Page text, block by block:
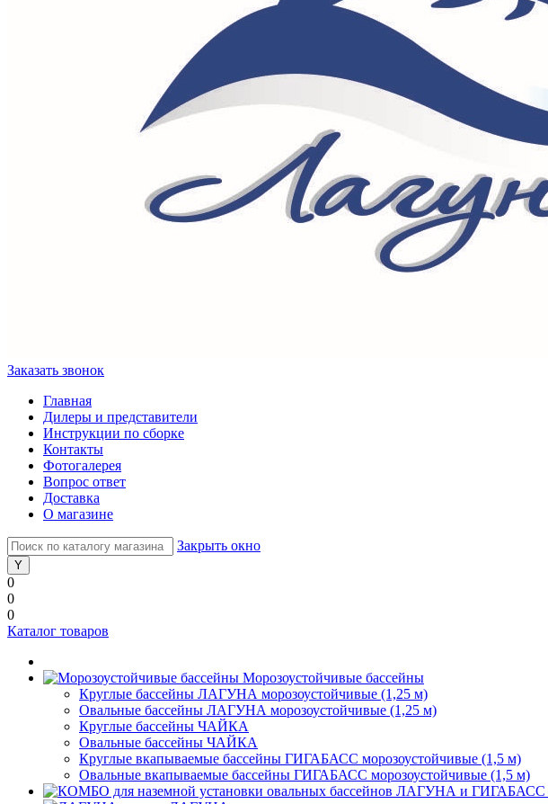
Заказать звонок
Главная
Дилеры и представители
Инструкции по сборке
Контакты
Фотогалерея
Вопрос ответ
Доставка
О магазине
Закрыть окно
0
0
0
Каталог товаров
Морозоустойчивые бассейны
Круглые бассейны ЛАГУНА морозоустойчивые (1,25 м)
Овальные бассейны ЛАГУНА морозоустойчивые (1,25 м)
Круглые бассейны ЧАЙКА
Овальные бассейны ЧАЙКА
Круглые вкапываемые бассейны ГИГАБАСС морозоустойчивые (1,5 м)
Овальные вкапываемые бассейны ГИГАБАСС морозоустойчивые (1,5 м)